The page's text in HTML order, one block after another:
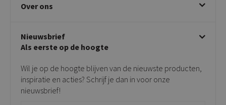
Klachtafhandeling
Privacy policy
Draaibare eetkamerstoelen
Taupe stoelen
Tuinstoelen
Bijzettafels
Over ons
Showroom
Contact
Onderhoudsproducten
Vloerbescherming
Giftcards
Nieuwsbrief
Als eerste op de hoogte
Wil je op de hoogte blijven van de nieuwste producten,
inspiratie en acties? Schrijf je dan in voor onze
nieuwsbrief!